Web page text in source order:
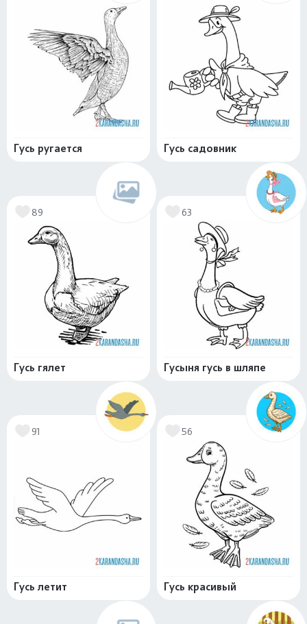
Гусь ругается Гусь садовник
89
Гусь гялет
63
Гусыня гусь в шляпе
91
Гусь летит
56
Гусь красивый